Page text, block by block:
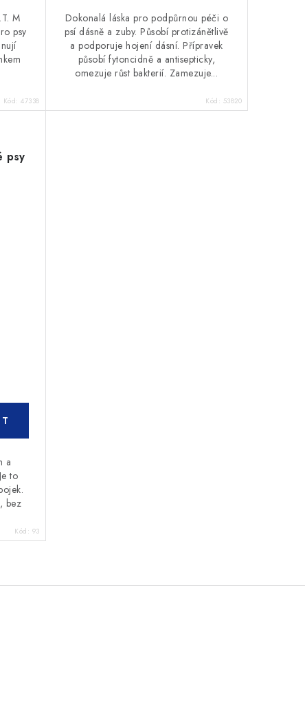
M
psy
Kód: 47338
Dokonalá láska pro podpůrnou péči o
psí dásně a zuby. Působí protizánětlivě
a podporuje hojení dásní. Přípravek
působí fytoncidně a antisepticky,
omezuje růst bakterií. Zamezuje...
Kód: 53820
psy
a
to
bez
Kód: 93